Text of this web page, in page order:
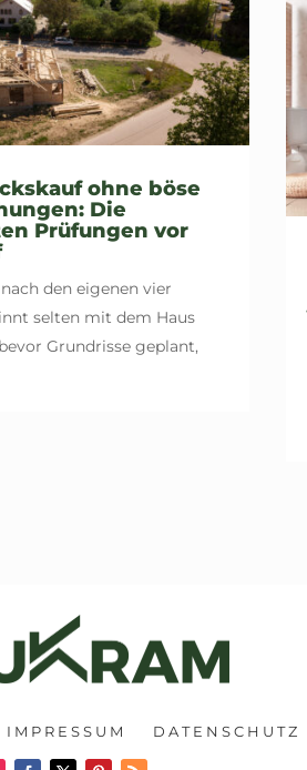
ohne böse
Die
Prüfungen vor
den eigenen vier
selten mit dem Haus
Grundrisse geplant,
IMPRESSUM DATENSCHUTZ